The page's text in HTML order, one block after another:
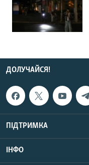
ДОЛУЧАЙСЯ!
ПІДТРИМКА
ІНФО